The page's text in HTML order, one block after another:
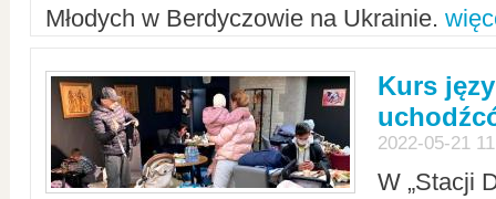
Młodych w Berdyczowie na Ukrainie.
Kurs
2022-05-21
W „Stacji